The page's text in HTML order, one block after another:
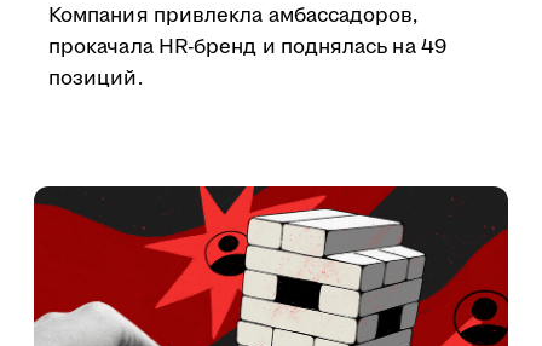
Компания привлекла амбассадоров,
прокачала HR-бренд и поднялась на 49
позиций.